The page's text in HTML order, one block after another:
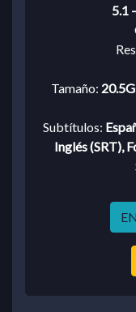
5.1
Tamaño:
Subtítulos:
Inglés (SRT),